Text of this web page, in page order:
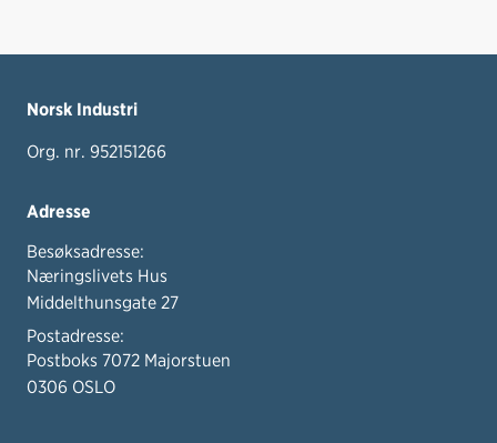
Norsk Industri
Org. nr. 952151266
Adresse
Besøksadresse:
Næringslivets Hus
Middelthunsgate 27
Postadresse:
Postboks 7072 Majorstuen
0306 OSLO